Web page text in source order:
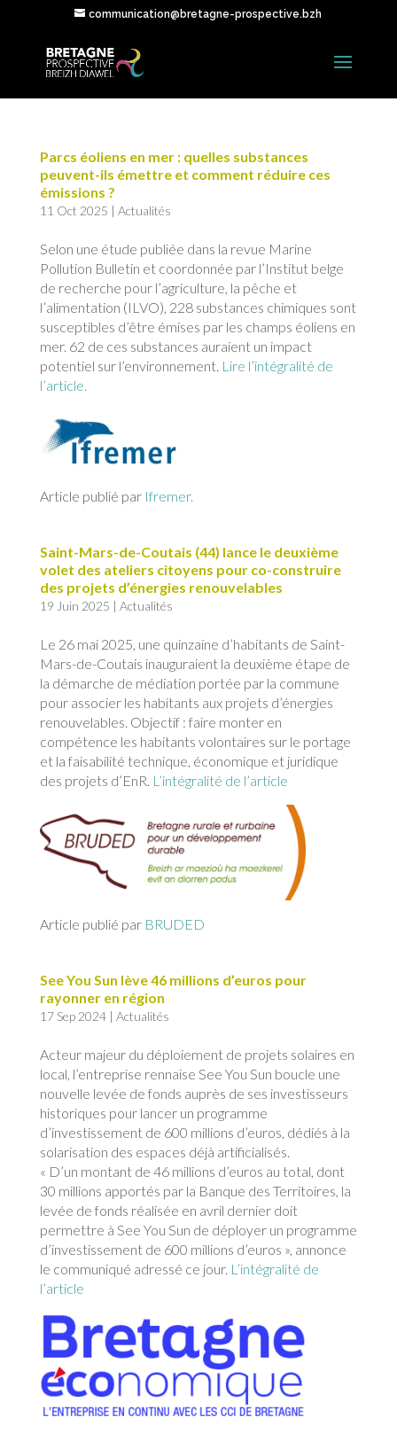
communication@bretagne-prospective.bzh
Parcs éoliens en mer : quelles substances
peuvent-ils émettre et comment réduire ces
émissions ?
11 Oct 2025 | Actualités
Selon une étude publiée dans la revue Marine
Pollution Bulletin et coordonnée par l’Institut belge
de recherche pour l’agriculture, la pêche et
l’alimentation (ILVO), 228 substances chimiques sont
susceptibles d’être émises par les champs éoliens en
mer. 62 de ces substances auraient un impact
potentiel sur l’environnement. Lire l’intégralité de
l’article.
Article publié par Ifremer.
Saint-Mars-de-Coutais (44) lance le deuxième
volet des ateliers citoyens pour co-construire
des projets d’énergies renouvelables
19 Juin 2025 | Actualités
Le 26 mai 2025, une quinzaine d’habitants de Saint-
Mars-de-Coutais inauguraient la deuxième étape de
la démarche de médiation portée par la commune
pour associer les habitants aux projets d’énergies
renouvelables. Objectif : faire monter en
compétence les habitants volontaires sur le portage
et la faisabilité technique, économique et juridique
des projets d’EnR. L’intégralité de l’article
Article publié par BRUDED
See You Sun lève 46 millions d’euros pour
rayonner en région
17 Sep 2024| Actualités
Acteur majeur du déploiement de projets solaires en
local, l’entreprise rennaise See You Sun boucle une
nouvelle levée de fonds auprès de ses investisseurs
historiques pour lancer un programme
d’investissement de 600 millions d’euros, dédiés à la
solarisation des espaces déjà artificialisés.
« D’un montant de 46 millions d’euros au total, dont
30 millions apportés par la Banque des Territoires, la
levée de fonds réalisée en avril dernier doit
permettre à See You Sun de déployer un programme
d’investissement de 600 millions d’euros », annonce
le communiqué adressé ce jour. L’intégralité de
l’article